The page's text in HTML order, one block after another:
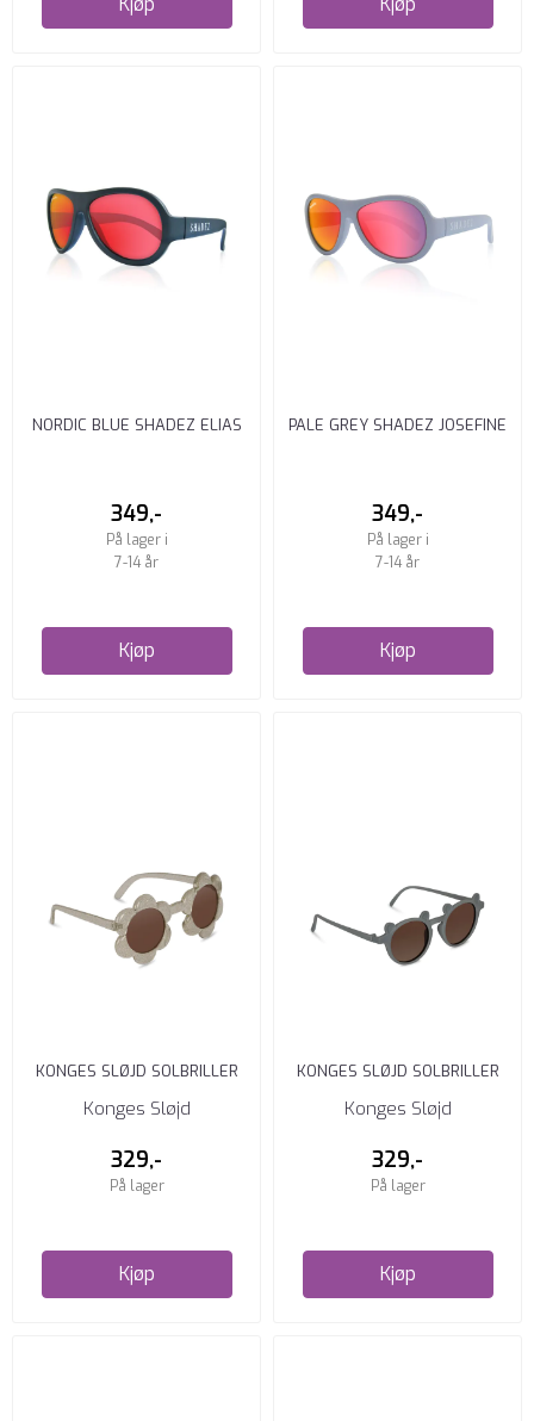
NORDIC BLUE SHADEZ ELIAS
349,-
På lager i
7-14 år
Kjøp
PALE GREY SHADEZ JOSEFINE
349,-
På lager i
7-14 år
Kjøp
KONGES SLØJD SOLBRILLER
JUNIOR FLOWER GLITTER
Konges Sløjd
329,-
På lager
Kjøp
KONGES SLØJD SOLBRILLER
BABY QUARRY BLUE
Konges Sløjd
329,-
På lager
Kjøp